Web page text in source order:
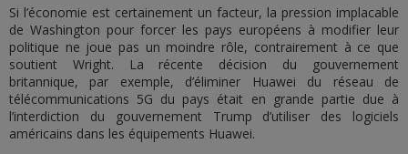
Si l’économie est certainement un facteur, la pression implacable
de Washington pour forcer les pays européens à modifier leur
politique ne joue pas un moindre rôle, contrairement à ce que
soutient Wright. La récente décision du gouvernement
britannique, par exemple, d’éliminer Huawei du réseau de
télécommunications 5G du pays était en grande partie due à
l’interdiction du gouvernement Trump d’utiliser des logiciels
américains dans les équipements Huawei.